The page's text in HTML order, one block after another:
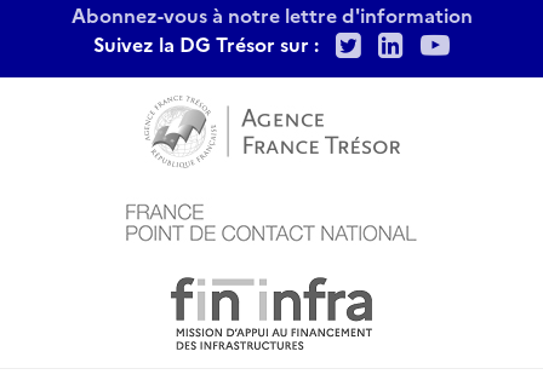
Abonnez-vous à notre lettre d'information
Suivez la DG Trésor sur :
TwitterLinkedIn